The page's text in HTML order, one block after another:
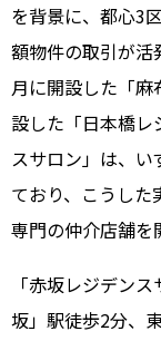
を背景に、都心3
額物件の取引が活
月に開設した「
設した「日本橋
スサロン」は、
ており、こうし
専門の仲介店舗を
「赤坂レジデン
坂」駅徒歩2分、